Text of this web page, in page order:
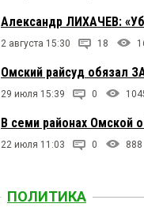
Александр ЛИХАЧЕВ:
2 августа 15:30 18
Омский райсуд обязал
29 июля 15:39 0
В семи районах Омской
22 июля 11:03 0 888
ПОЛИТИКА